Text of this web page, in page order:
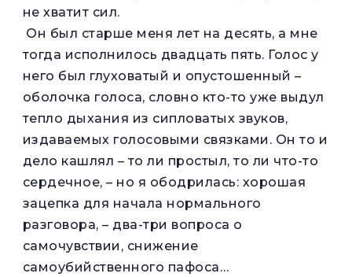
не хватит сил.
Он был старше меня лет на десять, а мне
тогда исполнилось двадцать пять. Голос у
него был глуховатый и опустошенный –
оболочка голоса, словно кто-то уже выдул
тепло дыхания из сипловатых звуков,
издаваемых голосовыми связками. Он то и
дело кашлял – то ли простыл, то ли что-то
сердечное, – но я ободрилась: хорошая
зацепка для начала нормального
разговора, – два-три вопроса о
самочувствии, снижение
самоубийственного пафоса…